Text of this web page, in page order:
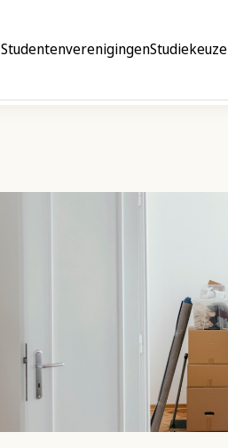
StudentenverenigingenStudiekeuze